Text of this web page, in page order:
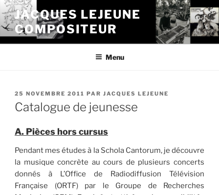
Aller
au
contenu
JACQUES LEJEUNE
COMPOSITEUR
Menu
PUBLIÉ
LE
25 NOVEMBRE 2011 PAR JACQUES LEJEUNE
Catalogue de jeunesse
A. Pièces hors cursus
Pendant mes études à la Schola Cantorum, je découvre
la musique concrète au cours de plusieurs concerts
donnés à L’Office de Radiodiffusion Télévision
Française (ORTF) par le Groupe de Recherches